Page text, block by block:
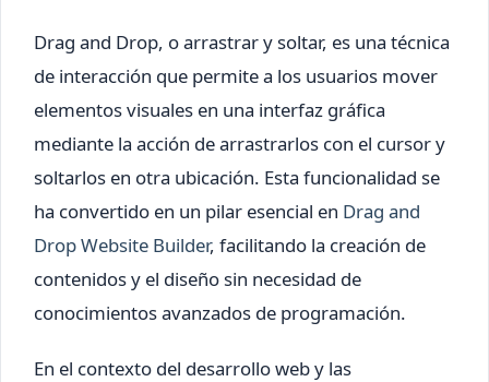
Drag and Drop, o arrastrar y soltar, es una técnica
de interacción que permite a los usuarios mover
elementos visuales en una interfaz gráfica
mediante la acción de arrastrarlos con el cursor y
soltarlos en otra ubicación. Esta funcionalidad se
ha convertido en un pilar esencial en Drag and
Drop Website Builder, facilitando la creación de
contenidos y el diseño sin necesidad de
conocimientos avanzados de programación.
En el contexto del desarrollo web y las